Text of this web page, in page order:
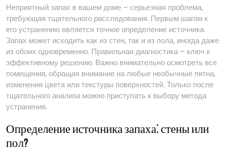
Неприятный запах в вашем доме – серьезная проблема,
требующая тщательного расследования. Первым шагом к
его устранению является точное определение источника.
Запах может исходить как из стен, так и из пола, иногда даже
из обоих одновременно. Правильная диагностика – ключ к
эффективному решению. Важно внимательно осмотреть все
помещения, обращая внимание на любые необычные пятна,
изменения цвета или текстуры поверхностей. Только после
тщательного анализа можно приступать к выбору метода
устранения.
Определение источника запаха⁚ стены или
пол?